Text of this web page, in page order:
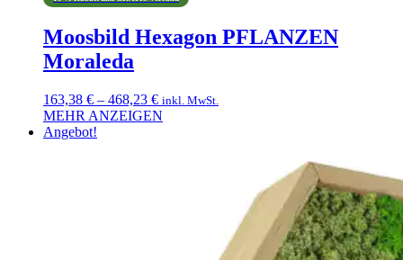
gewählt
weist
mehrere
Varianten
auf.
Die
Optionen
können
auf
der
Moosbild Hexagon PFLANZEN
Moraleda
163,38 € – 468,23 €Preisspanne:
163,38 €
inkl. MwSt.
MEHR ANZEIGEN
Dieses
Angebot!